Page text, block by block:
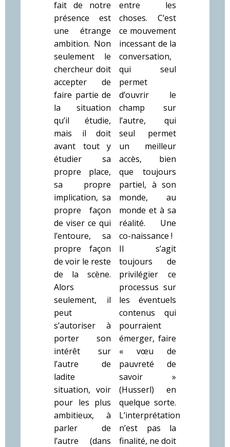
fait de notre
présence est
une étrange
ambition. Non
seulement le
chercheur doit
accepter de
faire partie de
la situation
qu’il étudie,
mais il doit
avant tout y
étudier sa
propre place,
sa propre
implication, sa
propre façon
de viser ce qui
l’entoure, sa
propre façon
de voir le reste
de la scène.
Alors
seulement, il
peut
s’autoriser à
porter son
intérêt sur
l’autre de
ladite
situation, voir
pour les plus
ambitieux, à
parler de
l’autre (dans
entre les
choses. C’est
ce mouvement
incessant de la
conversation,
qui seul
permet
d’ouvrir le
champ sur
l’autre, qui
seul permet
un meilleur
accès, bien
que toujours
partiel, à son
monde, au
monde et à sa
réalité. Une
co-naissance !
Il s’agit
toujours de
privilégier ce
processus sur
les éventuels
contenus qui
pourraient
émerger, faire
« vœu de
pauvreté de
savoir »
(Husserl) en
quelque sorte.
L’interprétation
n’est pas la
finalité, ne doit